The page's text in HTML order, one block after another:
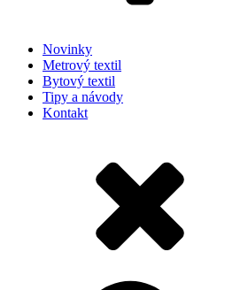
Novinky
Metrový textil
Bytový textil
Tipy a návody
Kontakt